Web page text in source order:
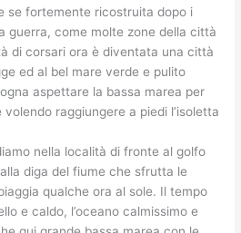
se fortemente ricostruita dopo i
guerra, come molte zone della città
di corsari ora è diventata una città
ed al bel mare verde e pulito
aspettare la bassa marea per
raggiungere a piedi l’isoletta
nella località di fronte al golfo
diga del fiume che sfrutta le
qualche ora al sole. Il tempo
e caldo, l’oceano calmissimo e